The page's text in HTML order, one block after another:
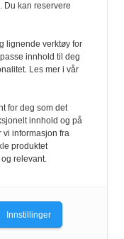
å gi støtte til
millioner kroner
|Frontrunner
Publishing
Du kan reservere
lignende verktøy for
innhold til deg
Les mer i vår
for deg som det
innhold og på
vi informasjon fra
produktet
relevant.
Innstillinger